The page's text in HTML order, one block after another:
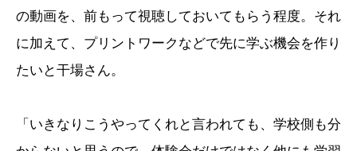
の動画を、前もって視聴しておいてもらう程度。それ
に加えて、プリントワークなどで先に学ぶ機会を作り
たいと干場さん。
「いきなりこうやってくれと言われても、学校側も分